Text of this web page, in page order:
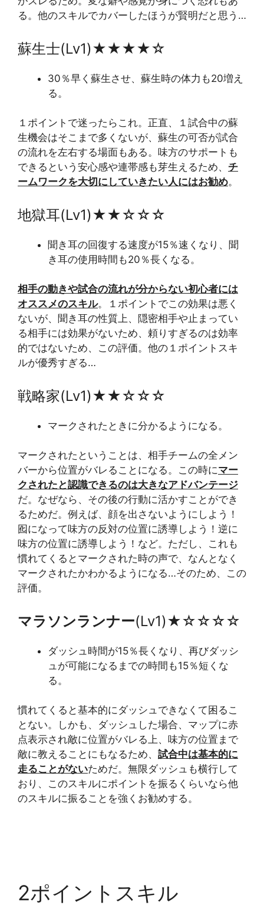
る。他のスキルでカバーしたほうが賢明だと思う…
蘇生士(Lv1)★★★★☆
30％早く蘇生させ、蘇生時の体力も20増え
る。
１ポイントで迷ったらこれ。正直、１試合中の蘇
生機会はそこまで多くないが、蘇生の可否が試合
の流れを左右する場面もある。味方のサポートも
できるという安心感や連帯感も芽生えるため、 チ
ームワークを大切にしていきたい人にはお勧め。
地獄耳(Lv1)★★☆☆☆
聞き耳の回復する速度が15％速くなり、聞
き耳の使用時間も20％長くなる。
相手の動きや試合の流れが分からない初心者には
オススメのスキル。１ポイントでこの効果は悪く
ないが、聞き耳の性質上、隠密相手や止まってい
る相手には効果がないため、頼りすぎるのは効率
的ではないため、この評価。他の１ポイントスキ
ルが優秀すぎる…
戦略家(Lv1)★★☆☆☆
マークされたときに分かるようになる。
マークされたということは、相手チームの全メン
バーから位置がバレることになる。この時にマー
クされたと認識できるのは大きなアドバンテージ
だ。なぜなら、その後の行動に活かすことができ
るためだ。例えば、顔を出さないようにしよう！
囮になって味方の反対の位置に誘導しよう！逆に
味方の位置に誘導しよう！など。ただし、これも
慣れてくるとマークされた時の声で、なんとなく
マークされたかわかるようになる…そのため、この
評価。
マラソンランナー(Lv1)★☆☆☆☆
ダッシュ時間が15％長くなり、再びダッシ
ュが可能になるまでの時間も15％短くな
る。
慣れてくると基本的にダッシュできなくて困るこ
とない。しかも、ダッシュした場合、マップに赤
点表示され敵に位置がバレる上、味方の位置まで
敵に教えることにもなるため、 試合中は基本的に
走ることがないためだ。無限ダッシュも横行して
おり、このスキルにポイントを振るくらいなら他
のスキルに振ることを強くお勧めする。
2ポイントスキル